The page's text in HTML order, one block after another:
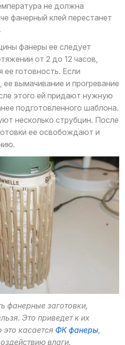
не должна
фанерный клей перестанет
фанеры ее следует
от 2 до 12 часов,
ее готовность. Если
ее вымачивание и прогревание
этого ей придают нужную
подготовленного шаблона.
несколько струбцин. После
ее освобождают и
фанерные заготовки,
Это приведет к их
касается ФК фанеры,
влаги.